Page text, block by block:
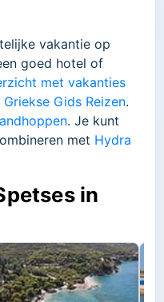
vakantie op
goed hotel of
met vakanties
Griekse Gids Reizen.
. Je kunt
met Hydra
in